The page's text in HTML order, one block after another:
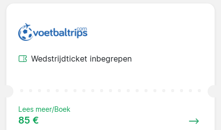
Wedstrijdticket inbegrepen
Lees meer/Boek
85 €